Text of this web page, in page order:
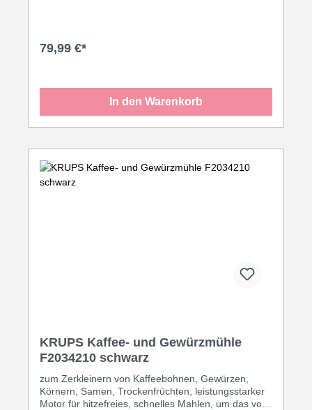
79,99 €*
In den Warenkorb
KRUPS Kaffee- und Gewürzmühle
F2034210 schwarz
zum Zerkleinern von Kaffeebohnen, Gewürzen,
Körnern, Samen, Trockenfrüchten, leistungsstarker
Motor für hitzefreies, schnelles Mahlen, um das volle